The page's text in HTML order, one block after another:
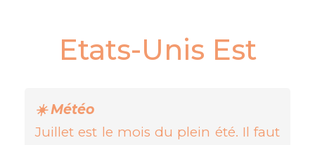
Etats-Unis Est
☀️ Météo
Juillet est le mois du plein été. Il faut